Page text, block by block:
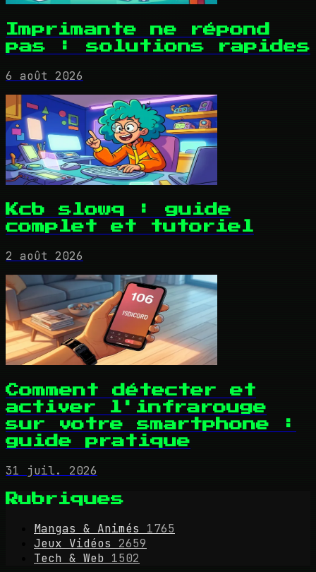
Imprimante ne répond
pas : solutions rapides
6 août 2026
Kcb slowq : guide
complet et tutoriel
2 août 2026
Comment détecter et
activer l'infrarouge
sur votre smartphone :
guide pratique
31 juil. 2026
Rubriques
Mangas & Animés
1765
Jeux Vidéos
2659
Tech & Web 1502